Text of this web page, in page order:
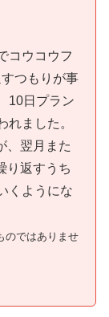
コウコウフ
つもりが事
10日プラン
れました。
、翌月また
り返すうち
くようにな
のではありませ